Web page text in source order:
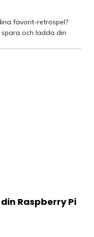
favorit-retrospel?
och ladda din
Raspberry Pi